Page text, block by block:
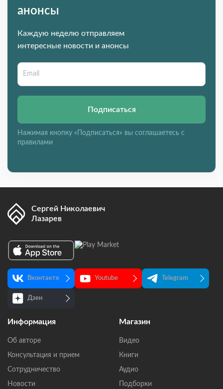
анонсы
Каждую неделю отправляем
интересные новости и анонсы
Подписаться
Нажимая кнопку «Подписаться» вы соглашаетесь с
правилами
Сергей Николаевич
Лазарев
Вконтакте Youtube Telegram
Дзен
Информация
Об авторе
Консультация и прием
Сотрудничество
Новости
Магазин
Видео
Книги
Аудио
Подборки